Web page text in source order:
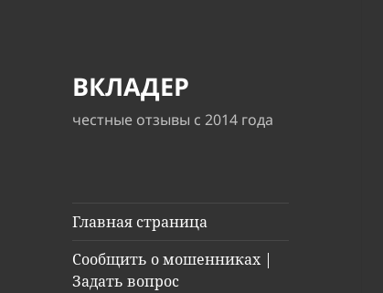
ВКЛАДЕР
честные отзывы с 2014 года
Главная страница
Сообщить о мошенниках |
Задать вопрос